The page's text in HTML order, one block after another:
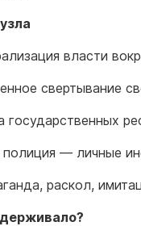
власти
свертывание
государственных
— личные
раскол,